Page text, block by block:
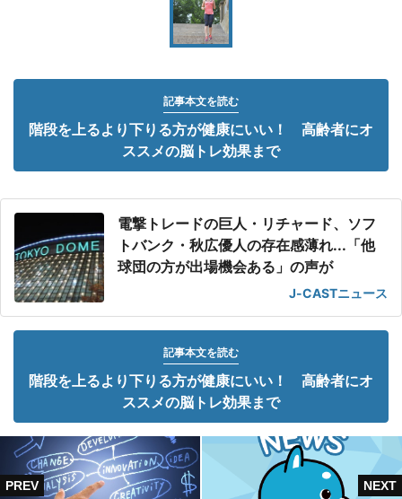
記事本文を読む
階段を上るより下りる方が健康にいい！ 高齢者にオ
ススメの脳トレ効果まで
電撃トレードの巨人・リチャード、ソフ
トバンク・秋広優人の存在感薄れ...「他
球団の方が出場機会ある」の声が
J-CASTニュース
記事本文を読む
階段を上るより下りる方が健康にいい！ 高齢者にオ
ススメの脳トレ効果まで